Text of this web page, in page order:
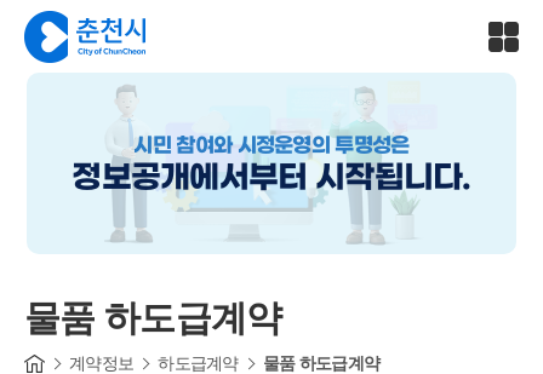
시민 참여와 시정운영의 투명성은
정보공개에서부터 시작됩니다.
물품 하도급계약
계약정보 하도급계약 물품 하도급계약